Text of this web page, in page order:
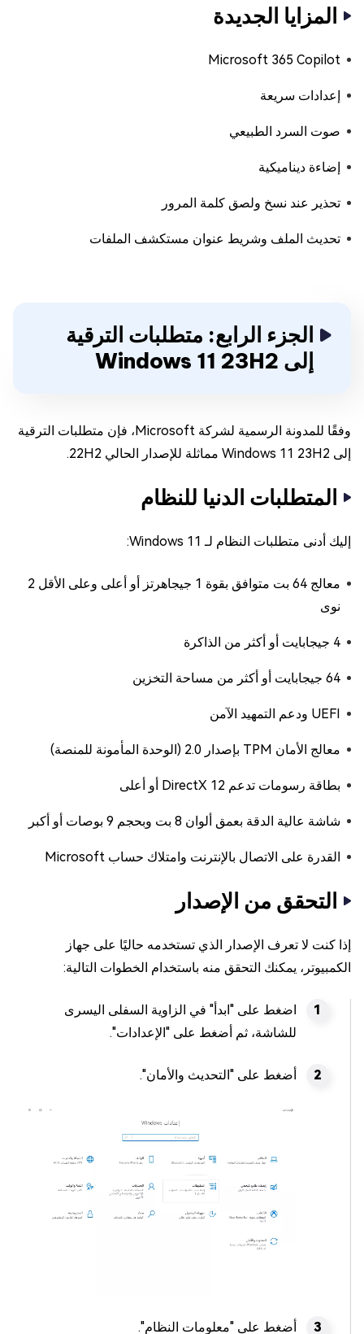
المزايا الجديدة
Microsoft 365 Copilot
إعدادات سريعة
صوت السرد الطبيعي
إضاءة ديناميكية
تحذير عند نسخ ولصق كلمة المرور
تحديث الملف وشريط عنوان مستكشف الملفات
الجزء الرابع: متطلبات الترقية
إلى Windows 11 23H2
وفقًا للمدونة الرسمية لشركة Microsoft، فإن متطلبات الترقية
إلى Windows 11 23H2 مماثلة للإصدار الحالي 22H2.
المتطلبات الدنيا للنظام
إليك أدنى متطلبات النظام لـ Windows 11:
معالج 64 بت متوافق بقوة 1 جيجاهرتز أو أعلى وعلى الأقل 2
نوى
4 جيجابايت أو أكثر من الذاكرة
64 جيجابايت أو أكثر من مساحة التخزين
UEFI ودعم التمهيد الآمن
معالج الأمان TPM بإصدار 2.0 (الوحدة المأمونة للمنصة)
بطاقة رسومات تدعم DirectX 12 أو أعلى
شاشة عالية الدقة بعمق ألوان 8 بت وبحجم 9 بوصات أو أكبر
القدرة على الاتصال بالإنترنت وامتلاك حساب Microsoft
التحقق من الإصدار
إذا كنت لا تعرف الإصدار الذي تستخدمه حاليًا على جهاز
الكمبيوتر، يمكنك التحقق منه باستخدام الخطوات التالية:
اضغط على "ابدأ" في الزاوية السفلى اليسرى
للشاشة، ثم أضغط على "الإعدادات".
أضغط على "التحديث والأمان".
أضغط على "معلومات النظام".